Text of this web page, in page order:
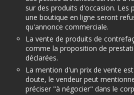
sur des produits d'occasion. Les
une boutique en ligne seront
qu'annonce commerciale.
La vente de produits de
comme la proposition de
déclarées.
La mention d'un prix de vente
doute, le vendeur peut
préciser "à négocier" dans le